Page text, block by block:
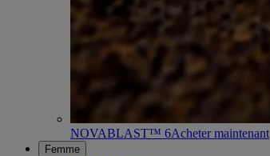
NOVABLAST™ 6Acheter maintenant
Femme